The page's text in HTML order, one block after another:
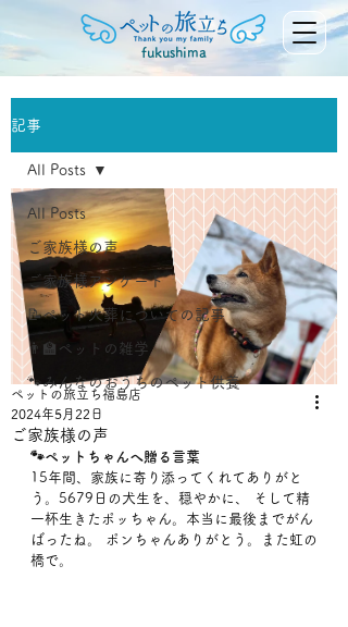
fukushima
記事
All Posts
ご家族様の声
ご家族様アンケート
📝ペット火葬についての記事
👨‍🏫ペットの雑学
🐾みんなのおうちのペット供養
All Posts
ご家族様の声
ペットの旅立ち福島店
2024年5月22日
🐾ペットちゃんへ贈る言葉
15年間、家族に寄り添ってくれてありがと
う。5679日の犬生を、穏やかに、 そして精
一杯生きたポッちゃん。本当に最後までがん
ばったね。 ポンちゃんありがとう。また虹の
橋で。